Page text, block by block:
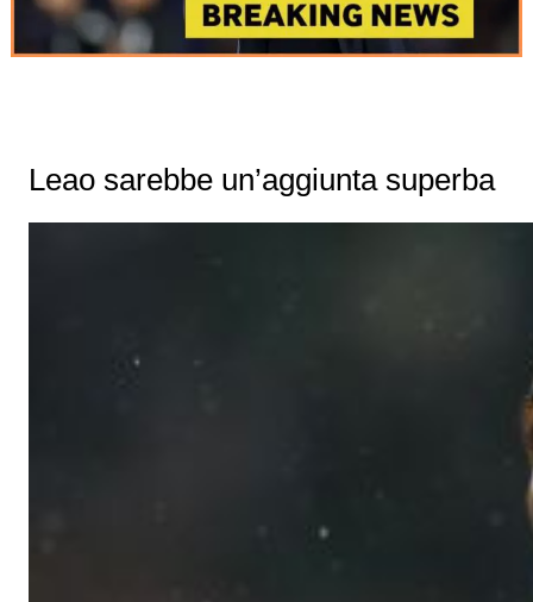
Leao sarebbe un’aggiunta superba